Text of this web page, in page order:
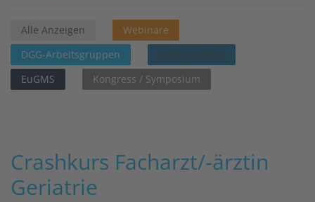
Alle Anzeigen
Webinare
DGG-Arbeitsgruppen
Fortbildungen
EuGMS
Kongress / Symposium
Crashkurs Facharzt/-ärztin
Geriatrie